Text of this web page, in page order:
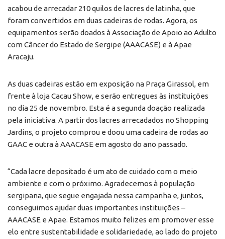
acabou de arrecadar 210 quilos de lacres de latinha, que
foram convertidos em duas cadeiras de rodas. Agora, os
equipamentos serão doados à Associação de Apoio ao Adulto
com Câncer do Estado de Sergipe (AAACASE) e à Apae
Aracaju.
As duas cadeiras estão em exposição na Praça Girassol, em
frente à loja Cacau Show, e serão entregues às instituições
no dia 25 de novembro. Esta é a segunda doação realizada
pela iniciativa. A partir dos lacres arrecadados no Shopping
Jardins, o projeto comprou e doou uma cadeira de rodas ao
GAAC e outra à AAACASE em agosto do ano passado.
“Cada lacre depositado é um ato de cuidado com o meio
ambiente e com o próximo. Agradecemos à população
sergipana, que segue engajada nessa campanha e, juntos,
conseguimos ajudar duas importantes instituições –
AAACASE e Apae. Estamos muito felizes em promover esse
elo entre sustentabilidade e solidariedade, ao lado do projeto